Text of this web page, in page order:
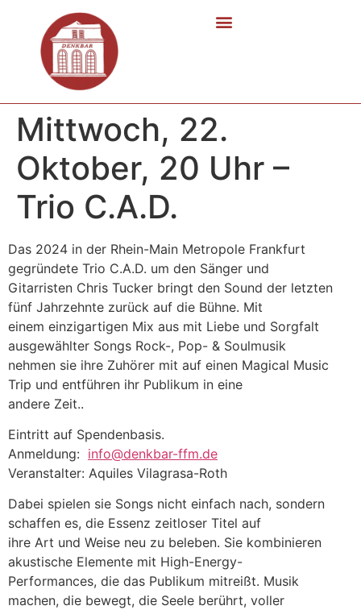
Mittwoch, 22.
Oktober, 20 Uhr –
Trio C.A.D.
Das 2024 in der Rhein-Main Metropole Frankfurt
gegründete Trio C.A.D. um den Sänger und
Gitarristen Chris Tucker bringt den Sound der letzten
fünf Jahrzehnte zurück auf die Bühne. Mit
einem einzigartigen Mix aus mit Liebe und Sorgfalt
ausgewählter Songs Rock-, Pop- & Soulmusik
nehmen sie ihre Zuhörer mit auf einen Magical Music
Trip und entführen ihr Publikum in eine
andere Zeit..
Eintritt auf Spendenbasis.
Anmeldung: info@denkbar-ffm.de
Veranstalter: Aquiles Vilagrasa-Roth
Dabei spielen sie Songs nicht einfach nach, sondern
schaffen es, die Essenz zeitloser Titel auf
ihre Art und Weise neu zu beleben. Sie kombinieren
akustische Elemente mit High-Energy-
Performances, die das Publikum mitreißt. Musik
machen, die bewegt, die Seele berührt, voller